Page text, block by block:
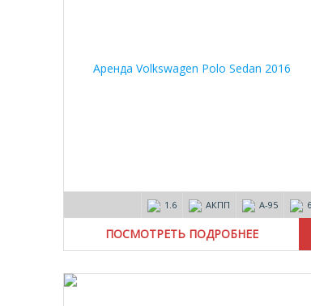
1.6 АКПП А-95
ПОСМОТРЕТЬ ПОДРОБНЕЕ